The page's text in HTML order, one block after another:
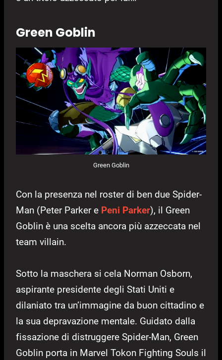
Green Goblin
Green Goblin
Con la presenza nel roster di ben due Spider-
Man (Peter Parker e Peni Parker), il Green
Goblin è una scelta ancora più azzeccata nel
team villain.
Sotto la maschera si cela Norman Osborn,
aspirante presidente degli Stati Uniti e
dilaniato tra un’immagine da buon cittadino e
la sua depravazione mentale. Guidato dalla
fissazione di distruggere Spider-Man, Green
Goblin porta in Marvel Tokon Fighting Souls il